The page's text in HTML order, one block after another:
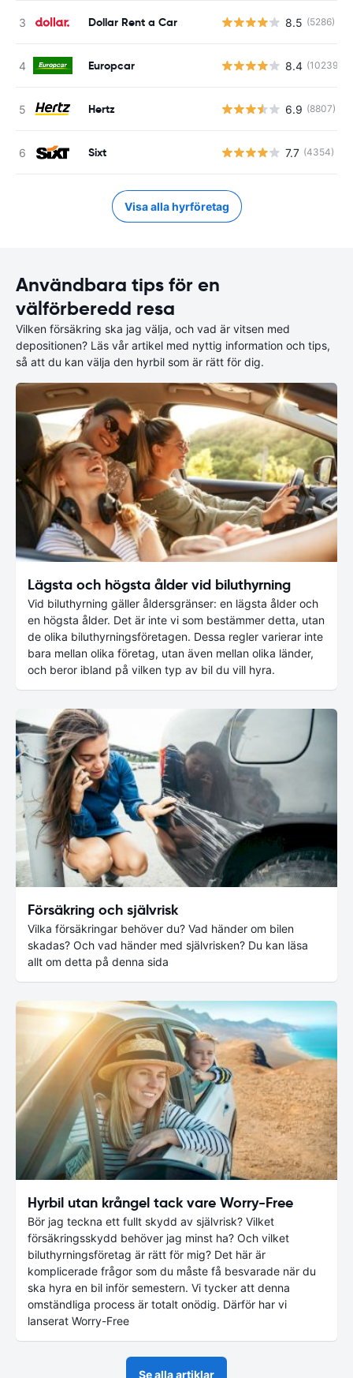
Dollar Rent a Car 8.5 (5286)
Europcar 8.4 (10239)
Hertz 6.9 (8807)
Sixt 7.7 (4354)
Visa alla hyrföretag
Användbara tips för en
välförberedd resa
Vilken försäkring ska jag välja, och vad är vitsen med
depositionen? Läs vår artikel med nyttig information och tips,
så att du kan välja den hyrbil som är rätt för dig.
Lägsta och högsta ålder vid biluthyrning
Vid biluthyrning gäller åldersgränser: en lägsta ålder och
en högsta ålder. Det är inte vi som bestämmer detta, utan
de olika biluthyrningsföretagen. Dessa regler varierar inte
bara mellan olika företag, utan även mellan olika länder,
och beror ibland på vilken typ av bil du vill hyra.
Försäkring och självrisk
Vilka försäkringar behöver du? Vad händer om bilen
skadas? Och vad händer med självrisken? Du kan läsa
allt om detta på denna sida
Hyrbil utan krångel tack vare Worry-Free
Bör jag teckna ett fullt skydd av självrisk? Vilket
försäkringsskydd behöver jag minst ha? Och vilket
biluthyrningsföretag är rätt för mig? Det här är
komplicerade frågor som du måste få besvarade när du
ska hyra en bil inför semestern. Vi tycker att denna
omständliga process är totalt onödig. Därför har vi
lanserat Worry-Free
Se alla artiklar